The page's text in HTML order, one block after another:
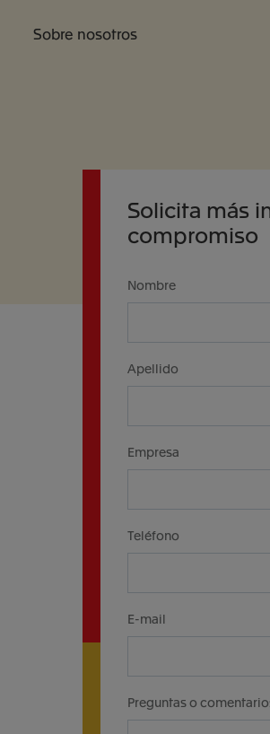
Sobre nosotros
Solicita más
compromiso
Nombre
Apellido
Empresa
Teléfono
E-mail
Preguntas o